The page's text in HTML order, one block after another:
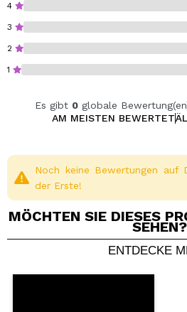
4
3
2
1
Es gibt 0 globale
AM MEISTEN BEWERTET
Noch keine Bewertungen auf
der Erste!
MÖCHTEN SIE DIESES
SEHEN?
ENTDECKE